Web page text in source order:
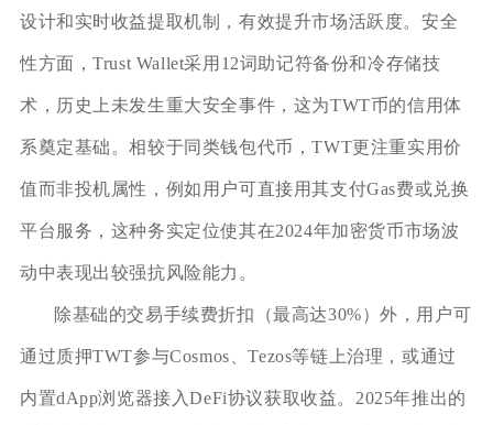
设计和实时收益提取机制，有效提升市场活跃度。安全
性方面，Trust Wallet采用12词助记符备份和冷存储技
术，历史上未发生重大安全事件，这为TWT币的信用体
系奠定基础。相较于同类钱包代币，TWT更注重实用价
值而非投机属性，例如用户可直接用其支付Gas费或兑换
平台服务，这种务实定位使其在2024年加密货币市场波
动中表现出较强抗风险能力。
除基础的交易手续费折扣（最高达30%）外，用户可
通过质押TWT参与Cosmos、Tezos等链上治理，或通过
内置dApp浏览器接入DeFi协议获取收益。2025年推出的